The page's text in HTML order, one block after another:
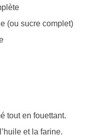
(ou sucre complet)
tout en fouettant.
et la farine.